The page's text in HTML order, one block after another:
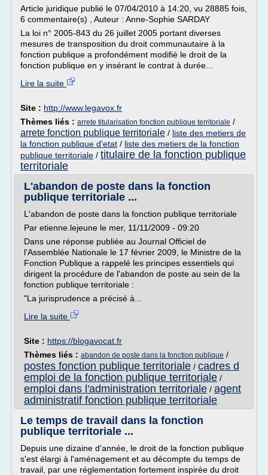
Article juridique publié le 07/04/2010 à 14:20, vu 28885 fois,
6 commentaire(s) , Auteur : Anne-Sophie SARDAY
La loi n° 2005-843 du 26 juillet 2005 portant diverses
mesures de transposition du droit communautaire à la
fonction publique a profondément modifié le droit de la
fonction publique en y insérant le contrat à durée...
Lire la suite
Site : http://www.legavox.fr
Thèmes liés : arrete titularisation fonction publique territoriale /
arrete fonction publique territoriale / liste des metiers de
la fonction publique d'etat / liste des metiers de la fonction
publique territoriale / titulaire de la fonction publique
territoriale
L'abandon de poste dans la fonction
publique territoriale ...
L'abandon de poste dans la fonction publique territoriale
Par etienne.lejeune le mer, 11/11/2009 - 09:20
Dans une réponse publiée au Journal Officiel de
l'Assemblée Nationale le 17 février 2009, le Ministre de la
Fonction Publique a rappelé les principes essentiels qui
dirigent la procédure de l'abandon de poste au sein de la
fonction publique territoriale :
"La jurisprudence a précisé à...
Lire la suite
Site : https://blogavocat.fr
Thèmes liés : abandon de poste dans la fonction publique /
postes fonction publique territoriale / cadres d
emploi de la fonction publique territoriale /
emploi dans l'administration territoriale / agent
administratif fonction publique territoriale
Le temps de travail dans la fonction
publique territoriale ...
Depuis une dizaine d'année, le droit de la fonction publique
s'est élargi à l'aménagement et au décompte du temps de
travail, par une réglementation fortement inspirée du droit